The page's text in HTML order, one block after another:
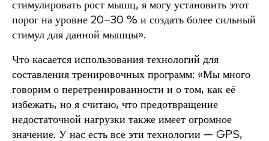
стимулировать рост мышц, я могу установить этот
порог на уровне 20–30 % и создать более сильный
стимул для данной мышцы».
Что касается использования технологий для
составления тренировочных программ: «Мы много
говорим о перетренированности и о том, как её
избежать, но я считаю, что предотвращение
недостаточной нагрузки также имеет огромное
значение. У нас есть все эти технологии — GPS,